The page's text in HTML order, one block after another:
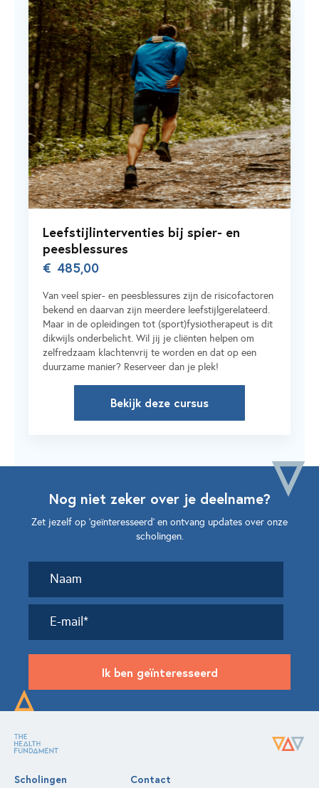
Leefstijlinterventies bij spier- en
peesblessures
€ 485,00
Van veel spier- en peesblessures zijn de risicofactoren
bekend en daarvan zijn meerdere leefstijlgerelateerd.
Maar in de opleidingen tot (sport)fysiotherapeut is dit
dikwijls onderbelicht. Wil jij je cliënten helpen om
zelfredzaam klachtenvrij te worden en dat op een
duurzame manier? Reserveer dan je plek!
Bekijk deze cursus
Nog niet zeker over je deelname?
Zet jezelf op ‘geïnteresseerd’ en ontvang updates over onze
scholingen.
Ik ben geïnteresseerd
Scholingen Contact